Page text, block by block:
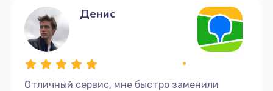
Отличный сервис, мне быстро заменили
Денис